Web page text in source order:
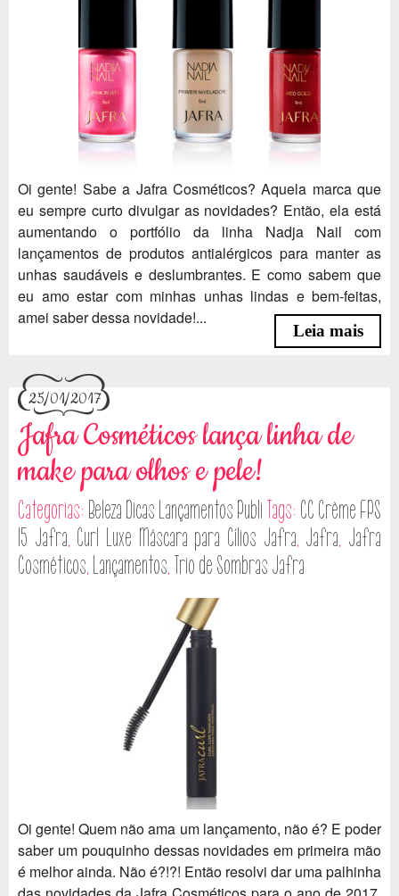
Oi gente! Sabe a Jafra Cosméticos? Aquela marca que
eu sempre curto divulgar as novidades? Então, ela está
aumentando o portfólio da linha Nadja Nail com
lançamentos de produtos antialérgicos para manter as
unhas saudáveis e deslumbrantes. E como sabem que
eu amo estar com minhas unhas lindas e bem-feitas,
amei saber dessa novidade!...
Leia mais
25/01/2017
Jafra Cosméticos lança linha de
make para olhos e pele!
Categorias: Beleza Dicas Lançamentos Publi Tags: CC Crème FPS
15 Jafra, Curl Luxe Máscara para Cílios Jafra, Jafra, Jafra
Cosméticos, Lançamentos, Trio de Sombras Jafra
Oi gente! Quem não ama um lançamento, não é? E poder
saber um pouquinho dessas novidades em primeira mão
é melhor ainda. Não é?!?! Então resolvi dar uma palhinha